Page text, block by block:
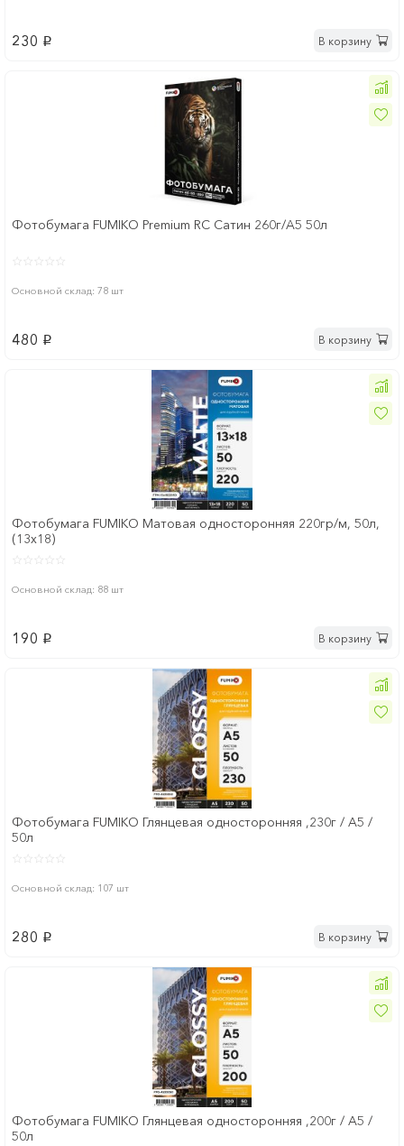
230 p В корзину
Фотобумага FUMIKO Premium RC Сатин 260г/A5 50л
Основной склад: 78 шт
480 p В корзину
Фотобумага FUMIKO Матовая односторонняя 220гр/м, 50л,
(13x18)
Основной склад: 88 шт
190 p В корзину
Фотобумага FUMIKO Глянцевая односторонняя ,230г / А5 /
50л
Основной склад: 107 шт
280 p В корзину
Фотобумага FUMIKO Глянцевая односторонняя ,200г / А5 /
50л